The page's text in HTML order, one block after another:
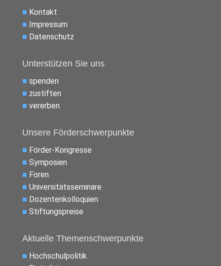
■ Kontakt
■ Impressum
■ Datenschutz
Unterstützen Sie uns
■ spenden
■ zustiften
■ vererben
Unsere Förderschwerpunkte
■ Förder-Kongresse
■ Symposien
■ Foren
■ Universitätsseminare
■ Dozentenkolloquien
■ Stiftungspreise
Aktuelle Themenschwerpunkte
■ Hochschulpolitik